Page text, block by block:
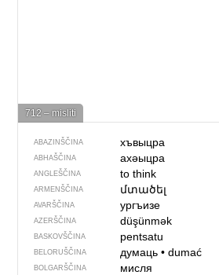
712 – misliti
ABAZINŠČINA хъвыцра
ABHAŠČINA ахәыцра
ANGLEŠČINA to think
ARMENŠČINA մտածել
AVARŠČINA ургъизе
AZERŠČINA düşünmək
BASKOVŠČINA pentsatu
BELORUŠČINA думаць• dumać
BOLGARŠČINA мисля